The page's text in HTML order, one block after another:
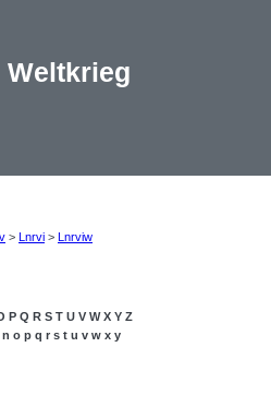
Weltkrieg
> Lnrvi > Lnrviw
P Q R S T U V W X Y Z
n o p q r s t u v w x y